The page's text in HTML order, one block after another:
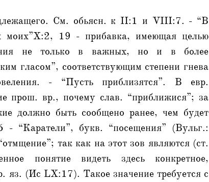
См. обьясн. к II:1 и VIII:7. - “В
19 - прибавка, имеющая целью
не только в важных, но и в более
гласом”, соответствующим степени гнева
- “Пусть приблизятся”. В евр.
прош. вр., почему слав. “приближися”; за
должно быть сообщено ранее, чем будет
“Каратели”, букв. “посещения” (Вульг.:
так как на этот зов являются (ст.
понятие видеть здесь конкретное,
яз. (Ис LX:17). Такое значение требуется с